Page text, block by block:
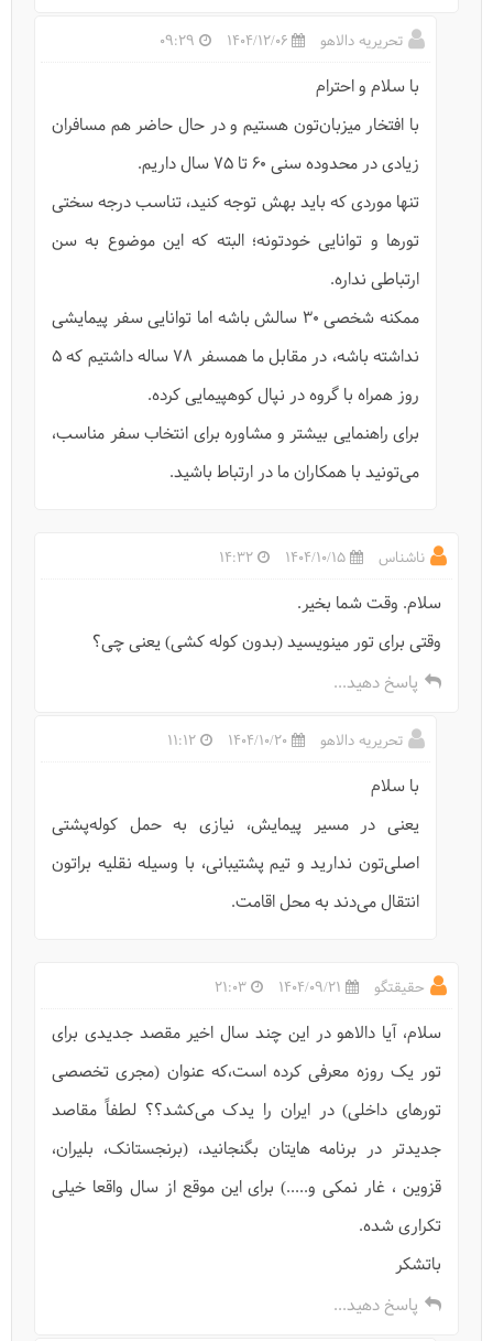
تحریریه دالاهو 1404/12/06
09:29
با سلام و احترام
با افتخار میزبان‌تون هستیم و در حال حاضر هم مسافران
زیادی در محدوده سنی ۶۰ تا ۷۵ سال داریم.
تنها موردی که باید بهش توجه کنید، تناسب درجه سختی
تورها و توانایی خودتونه؛ البته که این موضوع به سن
ارتباطی نداره.
ممکنه شخصی ۳۰ سالش باشه اما توانایی سفر پیمایشی
نداشته باشه، در مقابل ما همسفر ۷۸ ساله داشتیم که ۵
روز همراه با گروه در نپال کوهپیمایی کرده.
برای راهنمایی بیشتر و مشاوره برای انتخاب سفر مناسب،
می‌تونید با همکاران ما در ارتباط باشید.
ناشناس 1404/10/15
14:32
سلام. وقت شما بخیر.
وقتی برای تور مینویسید (بدون کوله کشی) یعنی چی؟
پاسخ دهید...
تحریریه دالاهو 1404/10/20
11:12
با سلام
یعنی در مسیر پیمایش، نیازی به حمل کوله‌پشتی
اصلی‌تون ندارید و تیم پشتیبانی، با وسیله نقلیه براتون
انتقال می‌دند به محل اقامت.
حقیقتگو 1404/09/21
21:03
سلام، آیا دالاهو در این چند سال اخیر مقصد جدیدی برای
تور یک روزه معرفی کرده است،که عنوان (مجری تخصصی
تورهای داخلی) در ایران را یدک می‌کشد؟؟ لطفاً مقاصد
جدیدتر در برنامه هایتان بگنجانید، (برنجستانک، بلیران،
قزوین ، غار نمکی و.....) برای این موقع از سال واقعا خیلی
تکراری شده.
باتشکر
پاسخ دهید...